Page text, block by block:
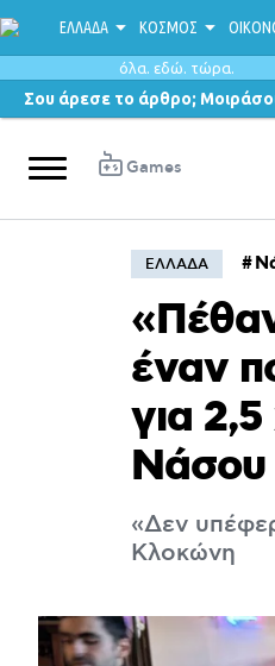
ΕΛΛΑΔΑ ΚΟΣΜΟΣ
όλα. εδώ. τώρα.
Σου άρεσε το άρθρο;